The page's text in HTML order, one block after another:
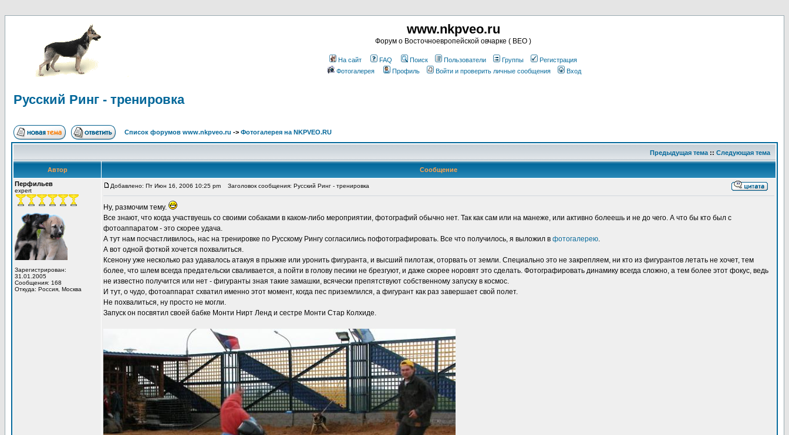
www.nkpveo.ru
Форум о Восточноевропейской овчарке ( ВЕО )
На сайт FAQ Поиск Пользователи Группы
Регистрация
Фотогалерея
Профиль Войти и проверить личные сообщения Вход
Русский Ринг - тренировка
Список форумов www.nkpveo.ru -> Фотогалерея на NKPVEO.RU
Предыдущая тема :: Следующая тема
Автор
Сообщение
Перфильев
expert
Зарегистрирован:
31.01.2005
Сообщения: 168
Откуда: Россия, Москва
Добавлено: Пт Июн 16, 2006 10:25 pm Заголовок сообщения: Русский Ринг - тренировка
Ну, размочим тему.
Все знают, что когда участвуешь со своими собаками в каком-либо мероприятии, фотографий обычно нет. Так как сам или на манеже, или активно болеешь и не до чего. А что бы кто был с
фотоаппаратом - это скорее удача.
А тут нам посчастливилось, нас на тренировке по Русскому Рингу согласились пофотографировать. Все что получилось, я выложил в фотогалерею.
А вот одной фоткой хочется похвалиться.
Ксенону уже несколько раз удавалось атакуя в прыжке или уронить фигуранта, и высший пилотаж, оторвать от земли. Специально это не закрепляем, ни кто из фигурантов летать не хочет, тем
более, что шлем всегда предательски сваливается, а пойти в голову песики не брезгуют, и даже скорее норовят это сделать. Фотографировать динамику всегда сложно, а тем более этот фокус, ведь
не известно получится или нет - фигуранты зная такие замашки, всячески препятствуют собственному запуску в космос.
И тут, о чудо, фотоаппарат схватил именно этот момент, когда пес приземлился, а фигурант как раз завершает свой полет.
Не похвалиться, ну просто не могли.
Запуск он посвятил своей бабке Монти Нирт Ленд и сестре Монти Стар Колхиде.